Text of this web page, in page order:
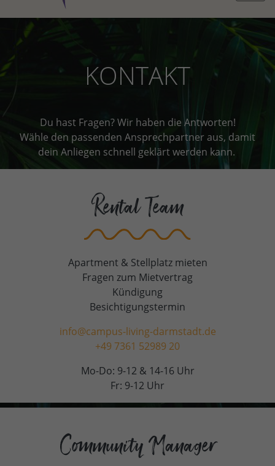
KONTAKT
Du hast Fragen? Wir haben die Antworten!
Wähle den passenden Ansprechpartner aus, damit
dein Anliegen schnell geklärt werden kann.
Rental Team
Apartment & Stellplatz mieten
Fragen zum Mietvertrag
Kündigung
Besichtigungstermin
info@campus-living-darmstadt.de
+49 7361 52989 20
Mo-Do: 9-12 & 14-16 Uhr
Fr: 9-12 Uhr
Community Manager